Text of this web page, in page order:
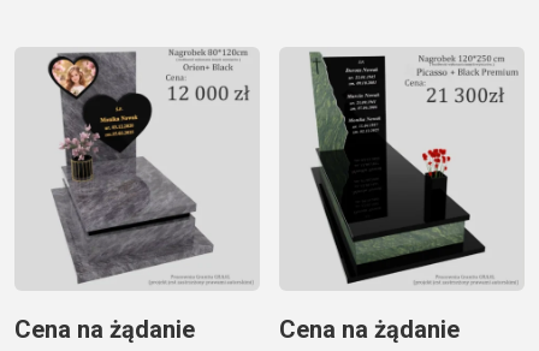
Cena na żądanie Cena na żądanie